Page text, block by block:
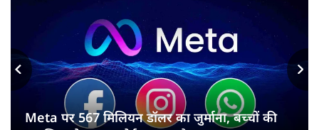
Meta पर 567 मिलियन डॉलर का जुर्माना, बच्चों की
Next